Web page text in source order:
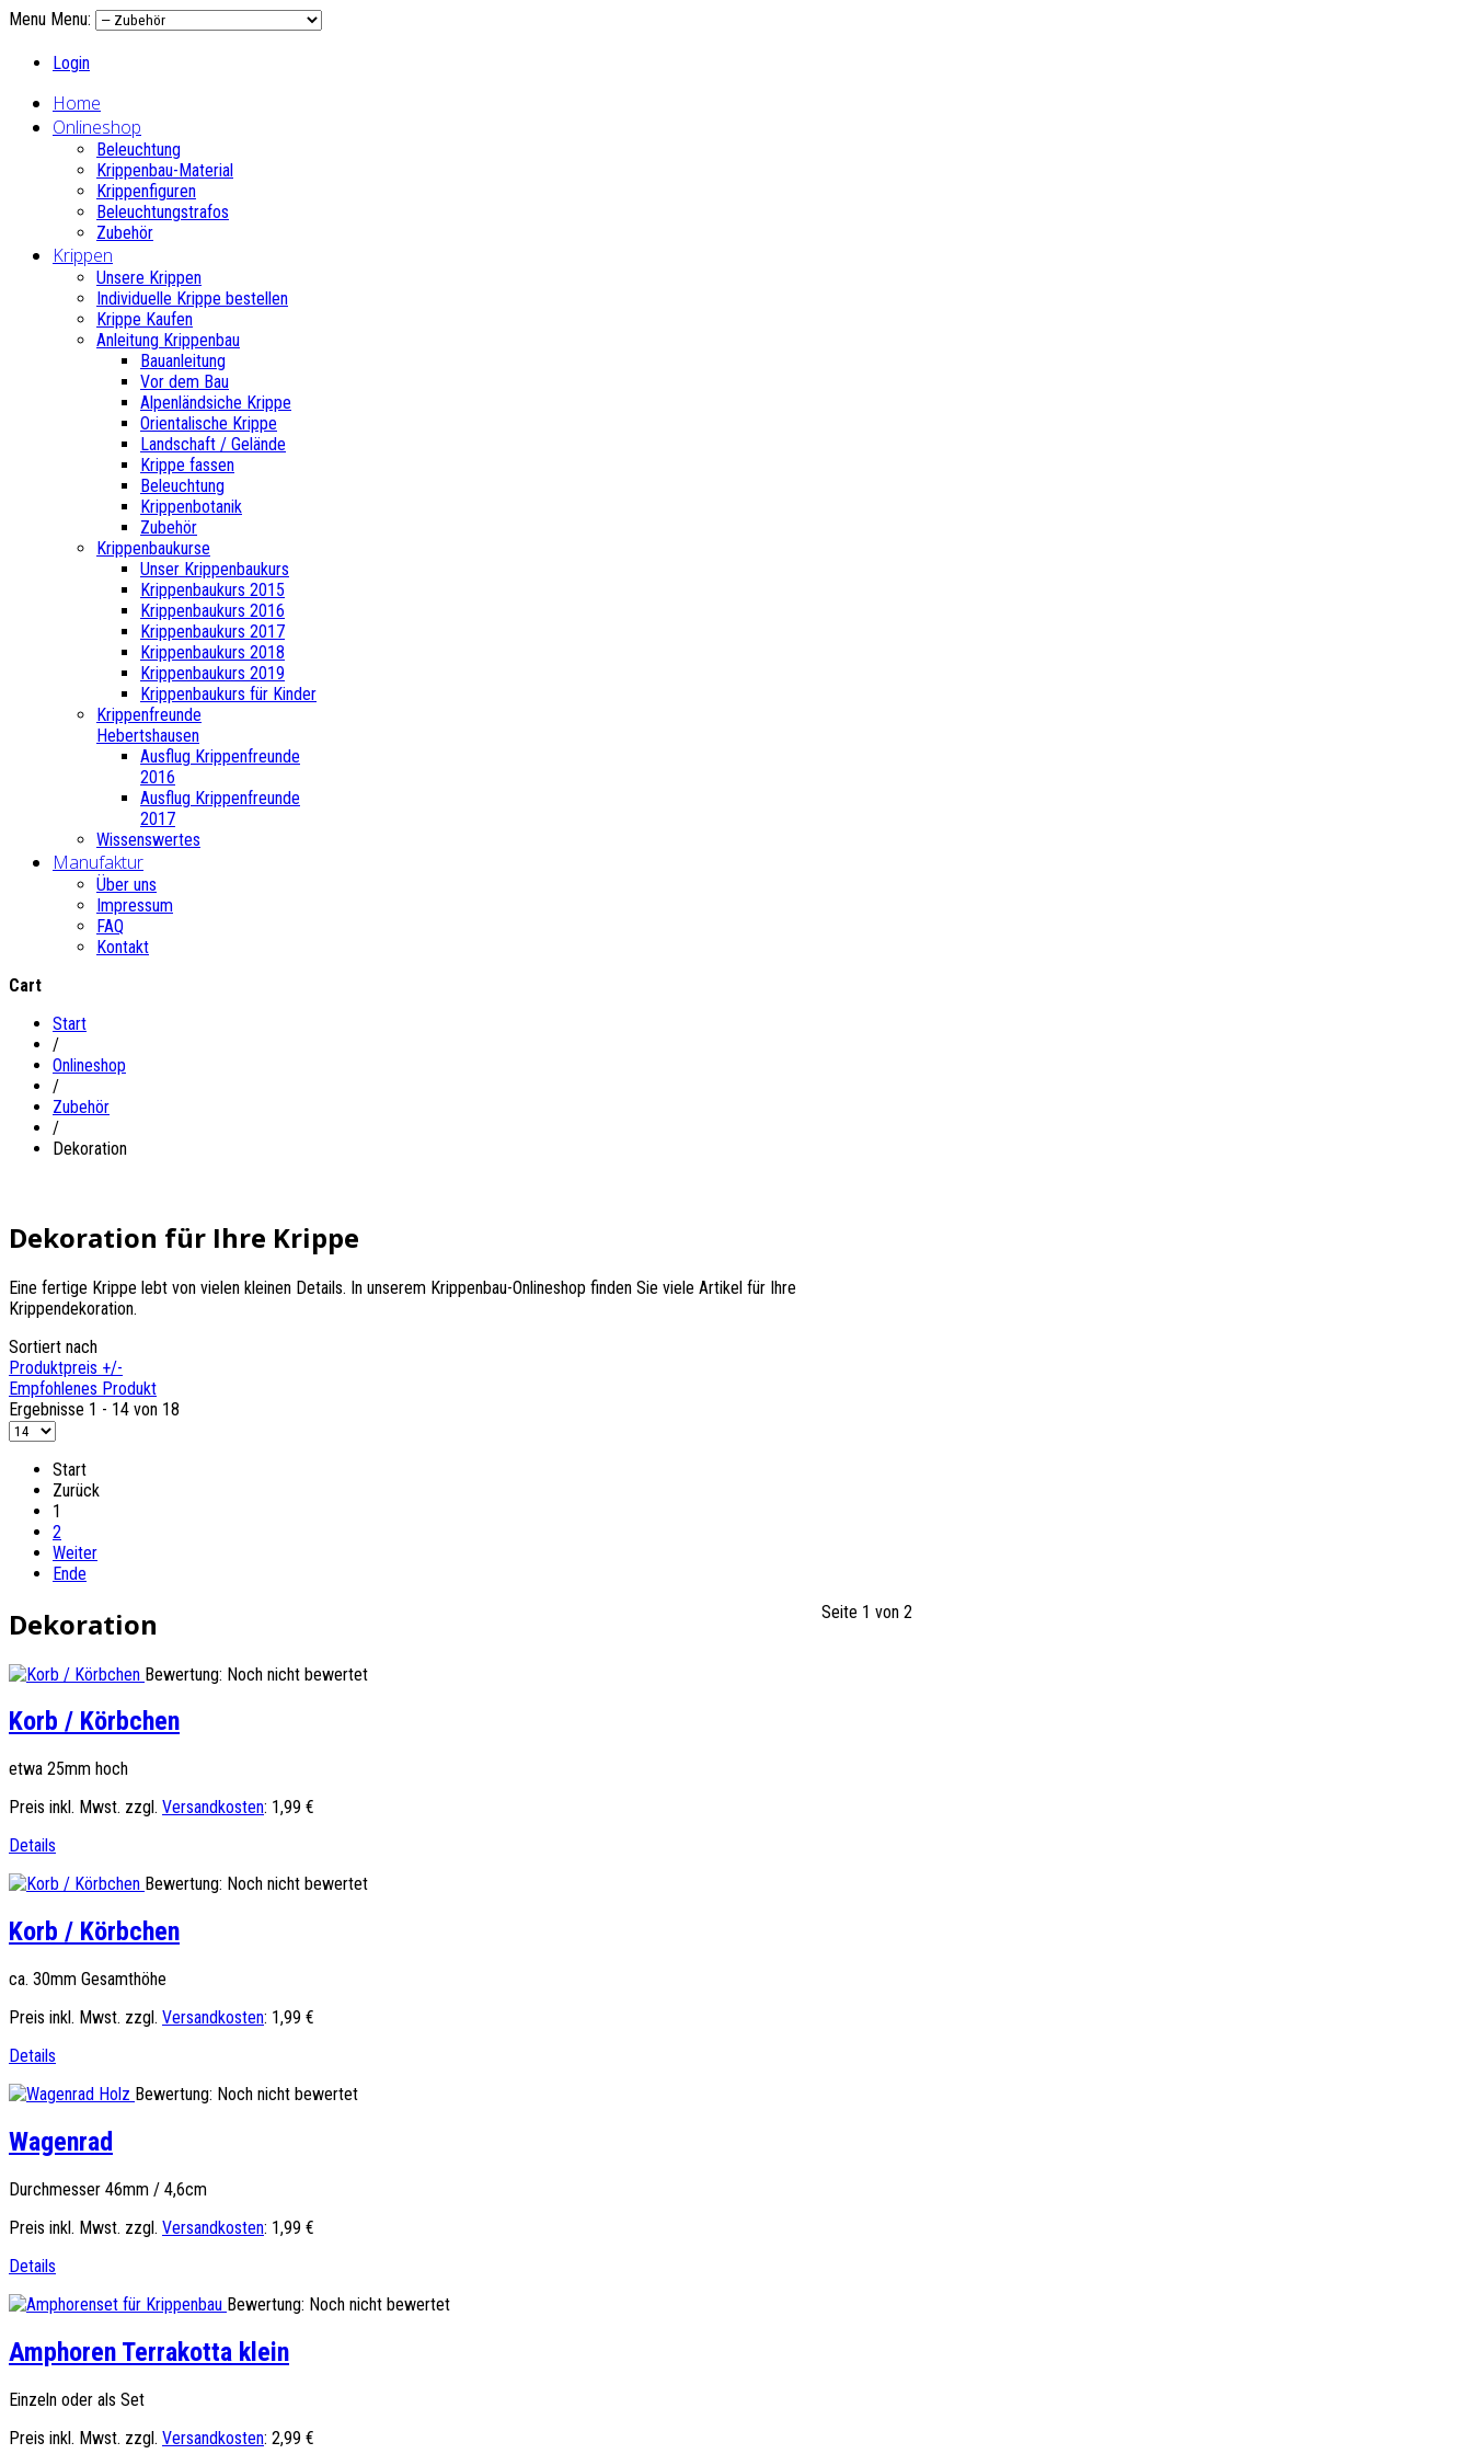
Menu Menu:
Login
Home
Onlineshop
Beleuchtung
Krippenbau-Material
Krippenfiguren
Beleuchtungstrafos
Zubehör
Krippen
Unsere Krippen
Individuelle Krippe bestellen
Krippe Kaufen
Anleitung Krippenbau
Bauanleitung
Vor dem Bau
Alpenländsiche Krippe
Orientalische Krippe
Landschaft / Gelände
Krippe fassen
Beleuchtung
Krippenbotanik
Zubehör
Krippenbaukurse
Unser Krippenbaukurs
Krippenbaukurs 2015
Krippenbaukurs 2016
Krippenbaukurs 2017
Krippenbaukurs 2018
Krippenbaukurs 2019
Krippenbaukurs für Kinder
Krippenfreunde
Hebertshausen
Ausflug Krippenfreunde
2016
Ausflug Krippenfreunde
2017
Wissenswertes
Manufaktur
Über uns
Impressum
FAQ
Kontakt
Cart
Start
/
Onlineshop
/
Zubehör
/
Dekoration
Dekoration für Ihre Krippe
Eine fertige Krippe lebt von vielen kleinen Details. In unserem Krippenbau-Onlineshop finden Sie viele Artikel für Ihre
Krippendekoration.
Sortiert nach
Produktpreis +/-
Empfohlenes Produkt
Ergebnisse 1 - 14 von 18
Start
Zurück
1
2
Weiter
Ende
Seite 1 von 2
Dekoration
Bewertung: Noch nicht bewertet
Korb / Körbchen
etwa 25mm hoch
Preis inkl. Mwst. zzgl. Versandkosten: 1,99 €
Details
Bewertung: Noch nicht bewertet
Korb / Körbchen
ca. 30mm Gesamthöhe
Preis inkl. Mwst. zzgl. Versandkosten: 1,99 €
Details
Bewertung: Noch nicht bewertet
Wagenrad
Durchmesser 46mm / 4,6cm
Preis inkl. Mwst. zzgl. Versandkosten: 1,99 €
Details
Bewertung: Noch nicht bewertet
Amphoren Terrakotta klein
Einzeln oder als Set
Preis inkl. Mwst. zzgl. Versandkosten: 2,99 €